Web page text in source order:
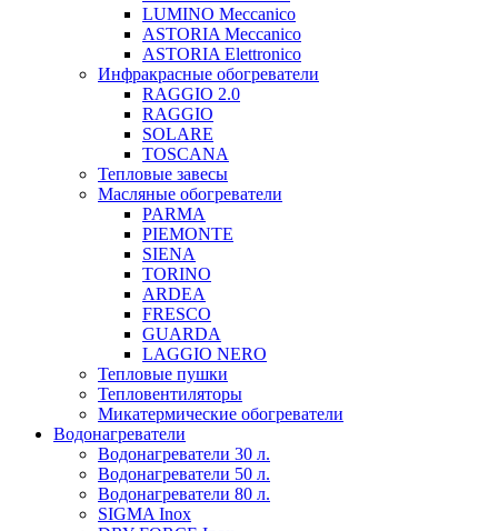
LUMINO Meccanico
ASTORIA Meccanico
ASTORIA Elettronico
Инфракрасные обогреватели
RAGGIO 2.0
RAGGIO
SOLARE
TOSCANA
Тепловые завесы
Масляные обогреватели
PARMA
PIEMONTE
SIENA
TORINO
ARDEA
FRESCO
GUARDA
LAGGIO NERO
Тепловые пушки
Тепловентиляторы
Микатермические обогреватели
Водонагреватели
Водонагреватели 30 л.
Водонагреватели 50 л.
Водонагреватели 80 л.
SIGMA Inox